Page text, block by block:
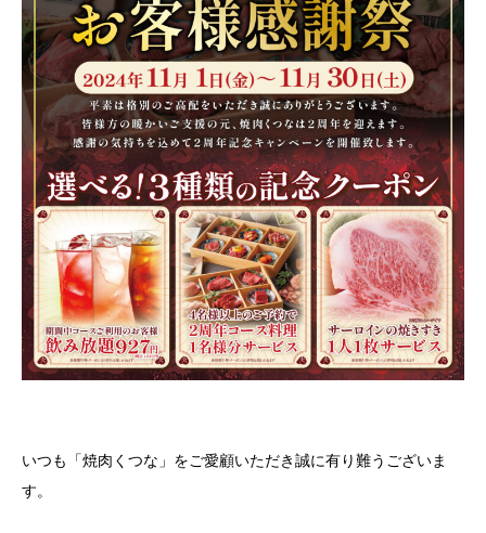
いつも「焼肉くつな」をご愛顧いただき誠に有り難うございま
す。